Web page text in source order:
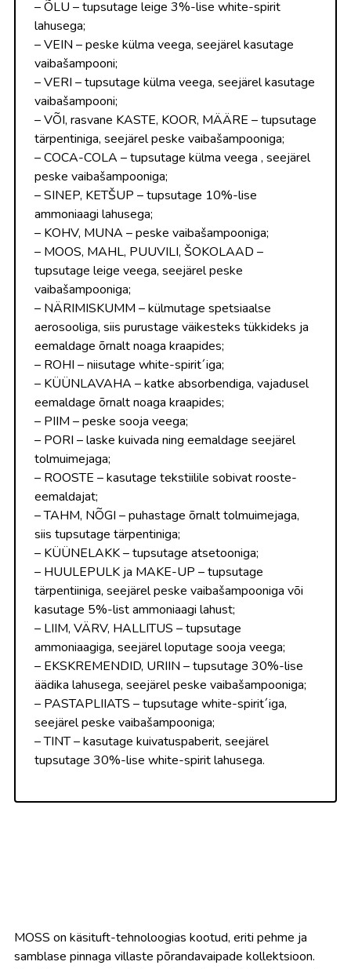
– ÕLU – tupsutage leige 3%-lise white-spirit
lahusega;
– VEIN – peske külma veega, seejärel kasutage
vaibašampooni;
– VERI – tupsutage külma veega, seejärel kasutage
vaibašampooni;
– VÕI, rasvane KASTE, KOOR, MÄÄRE – tupsutage
tärpentiniga, seejärel peske vaibašampooniga;
– COCA-COLA – tupsutage külma veega , seejärel
peske vaibašampooniga;
– SINEP, KETŠUP – tupsutage 10%-lise
ammoniaagi lahusega;
– KOHV, MUNA – peske vaibašampooniga;
– MOOS, MAHL, PUUVILI, ŠOKOLAAD –
tupsutage leige veega, seejärel peske
vaibašampooniga;
– NÄRIMISKUMM – külmutage spetsiaalse
aerosooliga, siis purustage väikesteks tükkideks ja
eemaldage õrnalt noaga kraapides;
– ROHI – niisutage white-spirit´iga;
– KÜÜNLAVAHA – katke absorbendiga, vajadusel
eemaldage õrnalt noaga kraapides;
– PIIM – peske sooja veega;
– PORI – laske kuivada ning eemaldage seejärel
tolmuimejaga;
– ROOSTE – kasutage tekstiilile sobivat rooste-
eemaldajat;
– TAHM, NÕGI – puhastage õrnalt tolmuimejaga,
siis tupsutage tärpentiniga;
– KÜÜNELAKK – tupsutage atsetooniga;
– HUULEPULK ja MAKE-UP – tupsutage
tärpentiiniga, seejärel peske vaibašampooniga või
kasutage 5%-list ammoniaagi lahust;
– LIIM, VÄRV, HALLITUS – tupsutage
ammoniaagiga, seejärel loputage sooja veega;
– EKSKREMENDID, URIIN – tupsutage 30%-lise
äädika lahusega, seejärel peske vaibašampooniga;
– PASTAPLIIATS – tupsutage white-spirit´iga,
seejärel peske vaibašampooniga;
– TINT – kasutage kuivatuspaberit, seejärel
tupsutage 30%-lise white-spirit lahusega.
MOSS on käsituft-tehnoloogias kootud, eriti pehme ja
samblase pinnaga villaste põrandavaipade kollektsioon.